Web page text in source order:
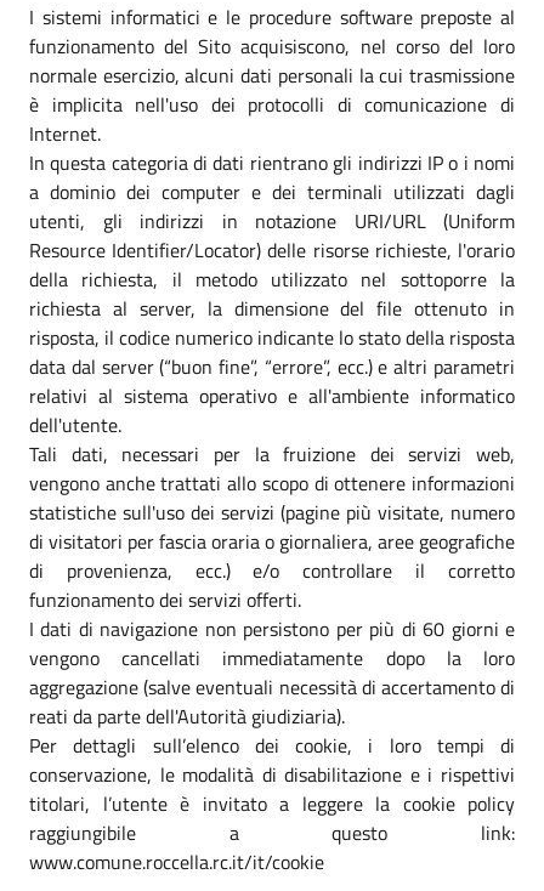
I sistemi informatici e le procedure software preposte al
funzionamento del Sito acquisiscono, nel corso del loro
normale esercizio, alcuni dati personali la cui trasmissione
è implicita nell'uso dei protocolli di comunicazione di
Internet.
In questa categoria di dati rientrano gli indirizzi IP o i nomi
a dominio dei computer e dei terminali utilizzati dagli
utenti, gli indirizzi in notazione URI/URL (Uniform
Resource Identifier/Locator) delle risorse richieste, l'orario
della richiesta, il metodo utilizzato nel sottoporre la
richiesta al server, la dimensione del file ottenuto in
risposta, il codice numerico indicante lo stato della risposta
data dal server (“buon fine”, “errore”, ecc.) e altri parametri
relativi al sistema operativo e all'ambiente informatico
dell'utente.
Tali dati, necessari per la fruizione dei servizi web,
vengono anche trattati allo scopo di ottenere informazioni
statistiche sull'uso dei servizi (pagine più visitate, numero
di visitatori per fascia oraria o giornaliera, aree geografiche
di provenienza, ecc.) e/o controllare il corretto
funzionamento dei servizi offerti.
I dati di navigazione non persistono per più di 60 giorni e
vengono cancellati immediatamente dopo la loro
aggregazione (salve eventuali necessità di accertamento di
reati da parte dell'Autorità giudiziaria).
Per dettagli sull’elenco dei cookie, i loro tempi di
conservazione, le modalità di disabilitazione e i rispettivi
titolari, l’utente è invitato a leggere la cookie policy
raggiungibile a questo link:
www.comune.roccella.rc.it/it/cookie